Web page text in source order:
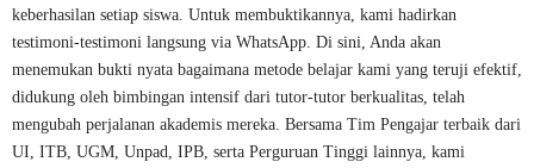
keberhasilan setiap siswa. Untuk membuktikannya, kami hadirkan
testimoni-testimoni langsung via WhatsApp. Di sini, Anda akan
menemukan bukti nyata bagaimana metode belajar kami yang teruji efektif,
didukung oleh bimbingan intensif dari tutor-tutor berkualitas, telah
mengubah perjalanan akademis mereka. Bersama Tim Pengajar terbaik dari
UI, ITB, UGM, Unpad, IPB, serta Perguruan Tinggi lainnya, kami